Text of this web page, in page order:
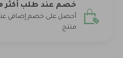
خصم عند طلب أكثر
أحصل على خصم إضافي
منتج